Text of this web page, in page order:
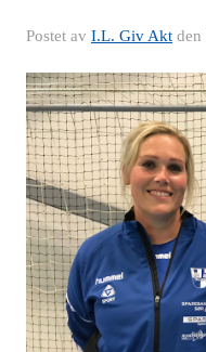
Postet av I.L. Giv Akt den